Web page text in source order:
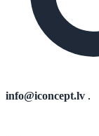
info@iconcept.lv .